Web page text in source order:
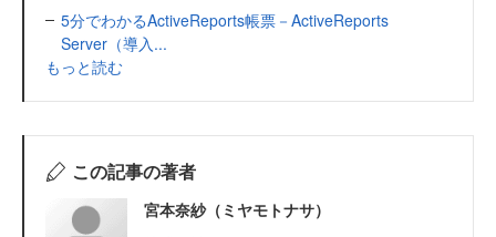
5分でわかるActiveReports帳票－ActiveReports
Server（導入...
もっと読む
この記事の著者
宮本奈紗（ミヤモトナサ）